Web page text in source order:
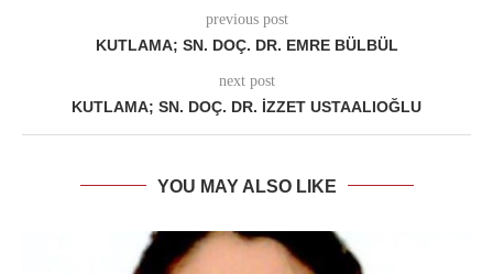
previous post
KUTLAMA; SN. DOÇ. DR. EMRE BÜLBÜL
next post
KUTLAMA; SN. DOÇ. DR. İZZET USTAALIOĞLU
YOU MAY ALSO LIKE